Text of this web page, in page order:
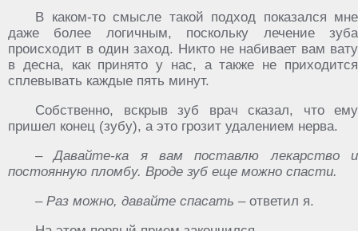
В каком-то смысле такой подход показался мне
даже более логичным, поскольку лечение зуба
происходит в один заход. Никто не набивает вам вату
в десна, как принято у нас, а также не приходится
сплевывать каждые пять минут.
Собственно, вскрыв зуб врач сказал, что ему
пришел конец (зубу), а это грозит удалением нерва.
– Давайте-ка я вам поставлю лекарство и
постоянную пломбу. Вроде зуб еще можно спасти.
– Раз можно, давайте спасать – ответил я.